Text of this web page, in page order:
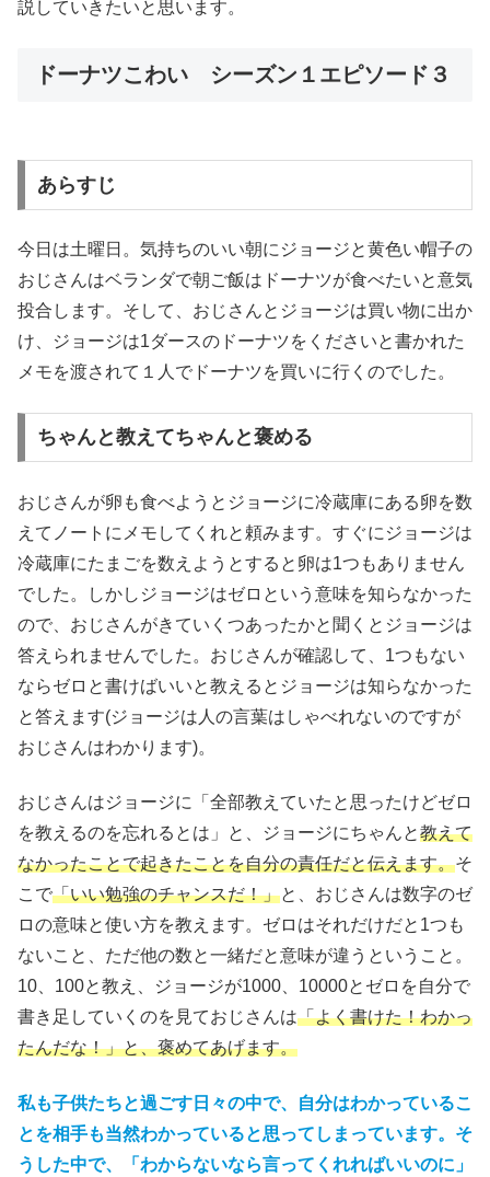
説していきたいと思います。
ドーナツこわい シーズン１エピソード３
あらすじ
今日は土曜日。気持ちのいい朝にジョージと黄色い帽子の
おじさんはベランダで朝ご飯はドーナツが食べたいと意気
投合します。そして、おじさんとジョージは買い物に出か
け、ジョージは1ダースのドーナツをくださいと書かれた
メモを渡されて１人でドーナツを買いに行くのでした。
ちゃんと教えてちゃんと褒める
おじさんが卵も食べようとジョージに冷蔵庫にある卵を数
えてノートにメモしてくれと頼みます。すぐにジョージは
冷蔵庫にたまごを数えようとすると卵は1つもありません
でした。しかしジョージはゼロという意味を知らなかった
ので、おじさんがきていくつあったかと聞くとジョージは
答えられませんでした。おじさんが確認して、1つもない
ならゼロと書けばいいと教えるとジョージは知らなかった
と答えます(ジョージは人の言葉はしゃべれないのですが
おじさんはわかります)。
おじさんはジョージに「全部教えていたと思ったけどゼロ
を教えるのを忘れるとは」と、ジョージにちゃんと教えて
なかったことで起きたことを自分の責任だと伝えます。そ
こで「いい勉強のチャンスだ！」と、おじさんは数字のゼ
ロの意味と使い方を教えます。ゼロはそれだけだと1つも
ないこと、ただ他の数と一緒だと意味が違うということ。
10、100と教え、ジョージが1000、10000とゼロを自分で
書き足していくのを見ておじさんは「よく書けた！わかっ
たんだな！」と、褒めてあげます。
私も子供たちと過ごす日々の中で、自分はわかっているこ
とを相手も当然わかっていると思ってしまっています。そ
うした中で、「わからないなら言ってくれればいいのに」